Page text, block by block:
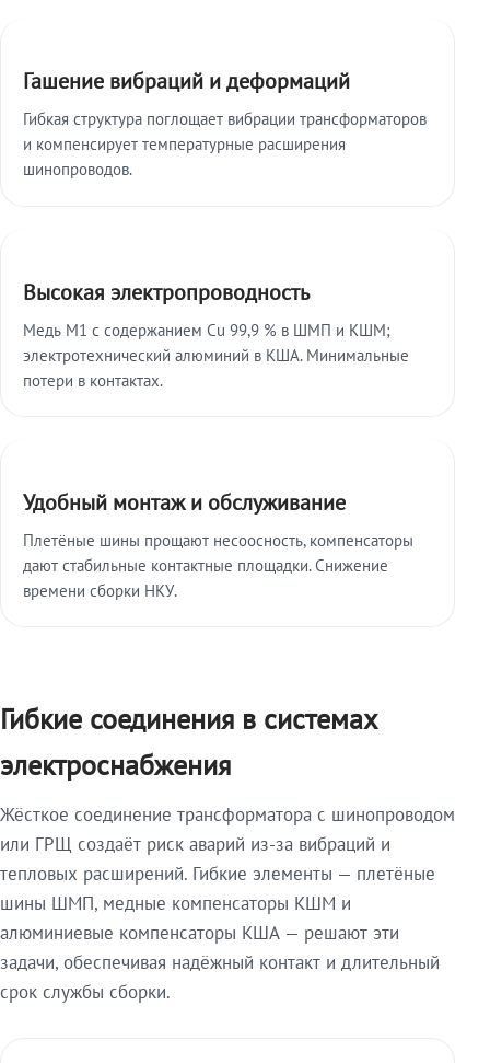
Гашение вибраций и деформаций
Гибкая структура поглощает вибрации трансформаторов
и компенсирует температурные расширения
шинопроводов.
Высокая электропроводность
Медь М1 с содержанием Cu 99,9 % в ШМП и КШМ;
электротехнический алюминий в КША. Минимальные
потери в контактах.
Удобный монтаж и обслуживание
Плетёные шины прощают несоосность, компенсаторы
дают стабильные контактные площадки. Снижение
времени сборки НКУ.
Гибкие соединения в системах
электроснабжения
Жёсткое соединение трансформатора с шинопроводом
или ГРЩ создаёт риск аварий из-за вибраций и
тепловых расширений. Гибкие элементы — плетёные
шины ШМП, медные компенсаторы КШМ и
алюминиевые компенсаторы КША — решают эти
задачи, обеспечивая надёжный контакт и длительный
срок службы сборки.